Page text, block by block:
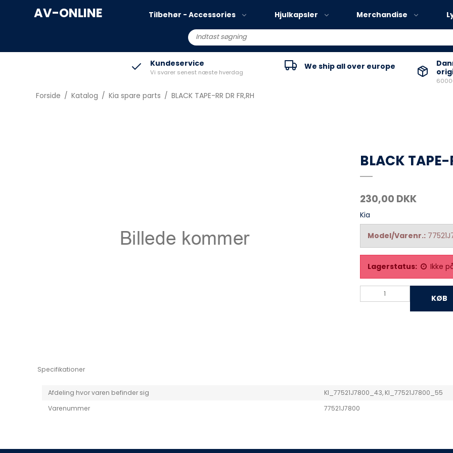
AV-ONLINE Tilbehør - Accessories
Kuga 2020->
R5
Clio V
Megane EV
Volvo EX30
Volvo EC40
Niro EV
Hjulkapsler Merchandise
Kundeservice
Vi svarer senest næste hverdag
We ship all over europe
Forside / Katalog / Kia spare parts / BLACK TAPE-RR DR FR,RH
BLACK TAPE-
230,00 DKK
Kia
Model/Varenr.:
Lagerstatus: Ikke
KØB
Specifikationer
Afdeling hvor varen befinder sig
KI_77521J7800_43, KI_77521J7800_55
Varenummer
77521J7800